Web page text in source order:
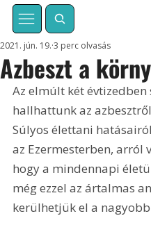
Azbeszt a
2021. jún. 19. 3 perc olvasás
Az elmúlt két
hallhattunk az
Súlyos élettani
az Ezermesterben, arról
hogy a mindennapi
még ezzel az ártalmas
kerülhetjük el a